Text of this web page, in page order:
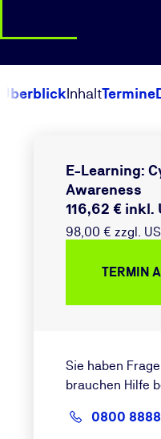
ÜberblickInhaltTermine
E-Learning:
Awareness
116,62 € inkl.
98,00 € zzgl.
TERMIN
Sie haben
brauchen Hilfe
0800